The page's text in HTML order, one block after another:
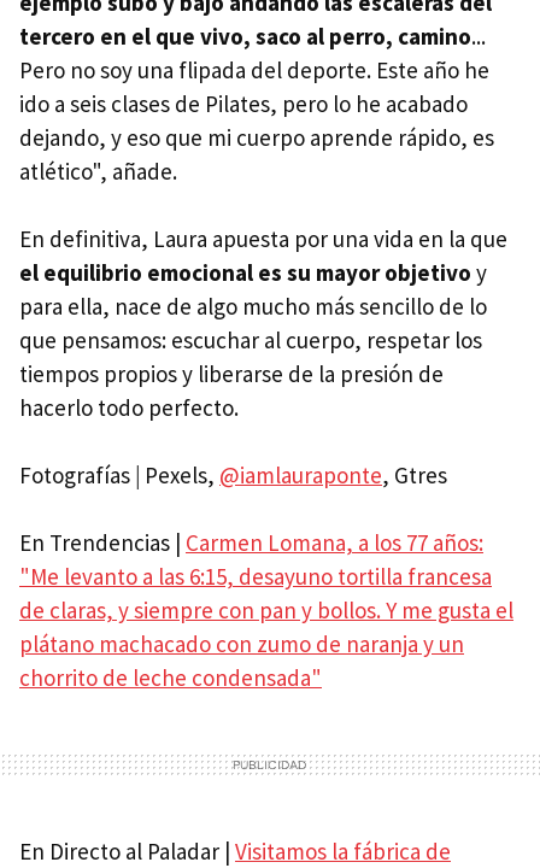
tercero en el que vivo, saco al perro, camino...
Pero no soy una flipada del deporte. Este año he
ido a seis clases de Pilates, pero lo he acabado
dejando, y eso que mi cuerpo aprende rápido, es
atlético", añade.
En definitiva, Laura apuesta por una vida en la que
el equilibrio emocional es su mayor objetivo y
para ella, nace de algo mucho más sencillo de lo
que pensamos: escuchar al cuerpo, respetar los
tiempos propios y liberarse de la presión de
hacerlo todo perfecto.
Fotografías | Pexels, @iamlauraponte, Gtres
En Trendencias | Carmen Lomana, a los 77 años:
"Me levanto a las 6:15, desayuno tortilla francesa
de claras, y siempre con pan y bollos. Y me gusta el
plátano machacado con zumo de naranja y un
chorrito de leche condensada"
En Directo al Paladar | Visitamos la fábrica de